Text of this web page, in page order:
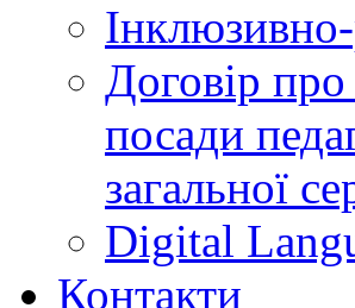
Договір
посади
загальної
Digital
Контакти